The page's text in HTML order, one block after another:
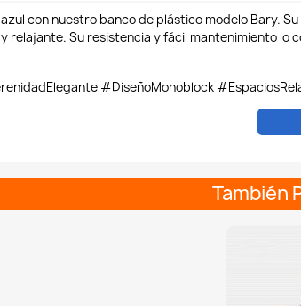
con nuestro banco de plástico modelo Bary.
relajante. Su resistencia y fácil mantenimiento
#DiseñoMonoblock
También